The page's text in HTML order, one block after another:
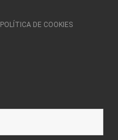
POLÍTICA DE COOKIES